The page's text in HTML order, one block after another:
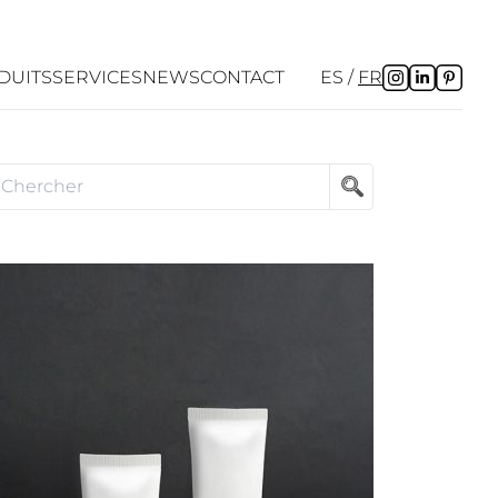
SERVICESNEWSCONTACT ES FR